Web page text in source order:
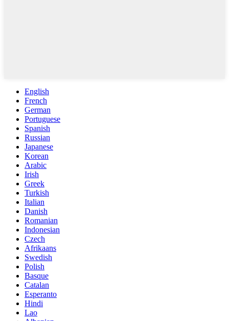
English
French
German
Portuguese
Spanish
Russian
Japanese
Korean
Arabic
Irish
Greek
Turkish
Italian
Danish
Romanian
Indonesian
Czech
Afrikaans
Swedish
Polish
Basque
Catalan
Esperanto
Hindi
Lao